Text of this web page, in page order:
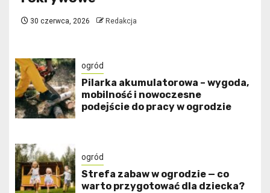
30 czerwca, 2026 Redakcja
ogród
Pilarka akumulatorowa – wygoda,
mobilność i nowoczesne
podejście do pracy w ogrodzie
ogród
Strefa zabaw w ogrodzie — co
warto przygotować dla dziecka?